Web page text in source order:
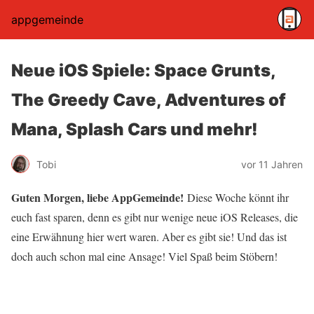
appgemeinde
Neue iOS Spiele: Space Grunts,
The Greedy Cave, Adventures of
Mana, Splash Cars und mehr!
Tobi vor 11 Jahren
Guten Morgen, liebe AppGemeinde! Diese Woche könnt ihr
euch fast sparen, denn es gibt nur wenige neue iOS Releases, die
eine Erwähnung hier wert waren. Aber es gibt sie! Und das ist
doch auch schon mal eine Ansage! Viel Spaß beim Stöbern!